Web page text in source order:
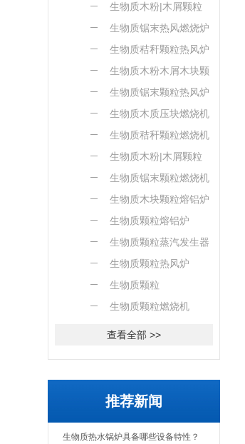
生物质木粉|木屑颗粒
熔铝炉
生物质锯末热风燃烧炉
生物质秸秆颗粒热风炉
生物质木粉木屑木块颗
粒热风炉
生物质锯末颗粒热风炉
生物质木质压块燃烧机
生物质秸秆颗粒燃烧机
生物质木粉|木屑颗粒
燃烧机
生物质锯末颗粒燃烧机
生物质木块颗粒熔铝炉
生物质颗粒熔铝炉
生物质颗粒蒸汽发生器
生物质颗粒热风炉
生物质颗粒
生物质颗粒燃烧机
查看全部 >>
推荐新闻
生物质热水锅炉具备哪些设备特性？